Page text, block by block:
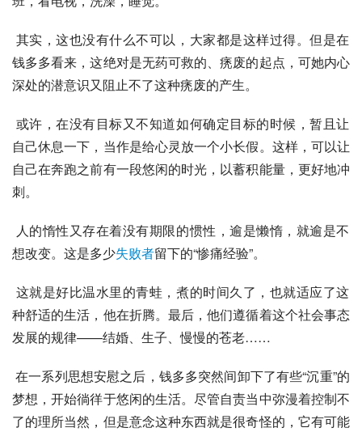
钱多多看来，这绝对是无药可救的、痜废的起点，可她内心
深处的潜意识又阻止不了这种痜废的产生。
自己休息一下，当作是给心灵放一个小长假。这样，可以让
自己在奔跑之前有一段悠闲的时光，以蓄积能量，更好地冲
刺。
想改变。这是多少失败者留下的“惨痛经验”。
种舒适的生活，他在折腾。最后，他们遵循着这个社会事态
发展的规律——结婚、生子、慢慢的苍老……
在一系列思想安慰之后，钱多多突然间卸下了有些“沉重”的
梦想，开始徜徉于悠闲的生活。尽管自责当中弥漫着控制不
了的理所当然，但是意念这种东西就是很奇怪的，它有可能